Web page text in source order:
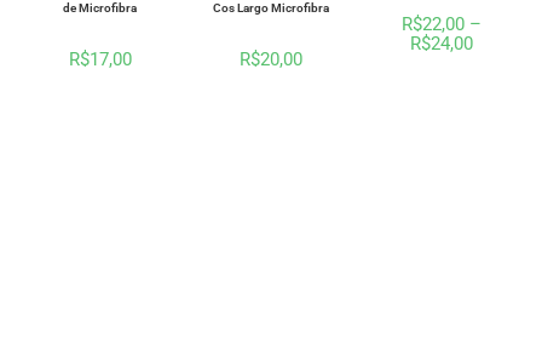
de Microfibra
R$17,00
Cos Largo Microfibra
R$20,00
R$22,00 –
R$24,00